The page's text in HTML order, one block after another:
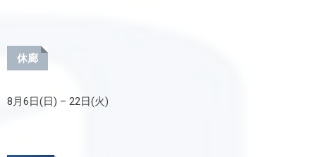
休廊
8月6日(日) – 22日(火)